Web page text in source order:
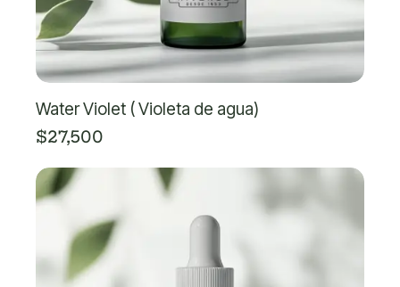
Water Violet ( Violeta de agua)
$27,500